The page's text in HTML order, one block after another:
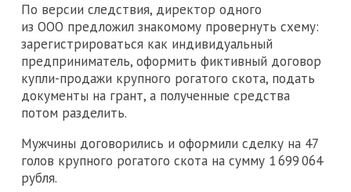
По версии следствия, директор одного
из ООО предложил знакомому провернуть схему:
зарегистрироваться как индивидуальный
предприниматель, оформить фиктивный договор
купли-продажи крупного рогатого скота, подать
документы на грант, а полученные средства
потом разделить.
Мужчины договорились и оформили сделку на 47
голов крупного рогатого скота на сумму 1 699 064
рубля.